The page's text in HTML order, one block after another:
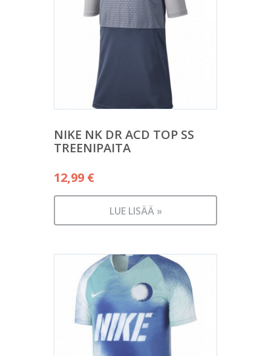
NIKE NK DR ACD TOP SS
TREENIPAITA
12,99 €
LUE LISÄÄ »